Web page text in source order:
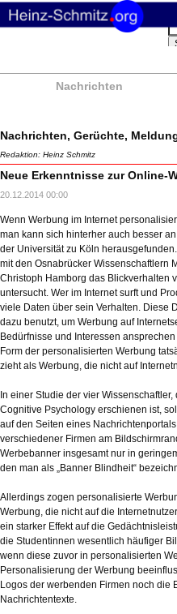
Nachrichten
Nachrichten, Gerüchte,
Redaktion: Heinz Schmitz
Neue Erkenntnisse zur Online-
20.12.2014 00:00
Wenn Werbung im Internet
man kann sich hinterher auch besser
der Universität zu Köln
mit den Osnabrücker Wissenschaftlern
Christoph Hamborg das Blickverhalten
untersucht. Wer im Internet surft und
viele Daten über sein Verhalten. Diese
dazu benutzt, um Werbung auf
Bedürfnisse und Interessen
Form der personalisierten Werbung
zieht als Werbung, die nicht auf
In einer Studie der vier
Cognitive Psychology erschienen ist,
auf den Seiten eines
verschiedener Firmen am
Werbebanner insgesamt nur in
den man als „Banner Blindheit“
Allerdings zogen personalisierte
Werbung, die nicht auf die
ein starker Effekt auf die
die Studentinnen wesentlich häufiger
wenn diese zuvor in personalisierten
Personalisierung der Werbung
Logos der werbenden Firmen noch die
Nachrichtentexte.